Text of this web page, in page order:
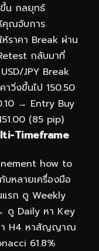
น กลยุทธ์
คุณจับการ
ราคา Break ผ่าน
กลับมาที่
JPY Break
วิ่งขึ้นไป 150.50
→ Entry Buy
(85 pip)
Timeframe
how to
หลายเครื่องมือ
รก ดู Weekly
ดู Daily หา Key
า H4 หาสัญญาณ
61.8%